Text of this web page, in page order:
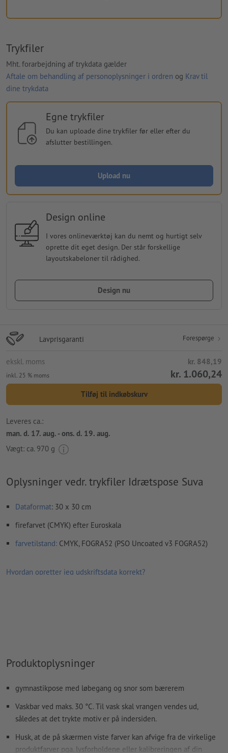
Trykfiler
Mht. forarbejdning af trykdata gælder
Aftale om behandling af personoplysninger i ordren og Krav til
dine trykdata
Egne trykfiler
Du kan uploade dine trykfiler før eller efter du
afslutter bestillingen.
Upload nu
Design online
I vores onlineværktøj kan du nemt og hurtigt selv
oprette dit eget design. Der står forskellige
layoutskabeloner til rådighed.
Design nu
Lavprisgaranti Forespørge
ekskl. moms kr. 848,19
inkl. 25 % moms kr. 1.060,24
Tilføj til indkøbskurv
Leveres ca.:
man. d. 17. aug. - ons. d. 19. aug.
Vægt: ca. 970 g
Oplysninger vedr. trykfiler Idrætspose Suva
Dataformat: 30 x 30 cm
firefarvet (CMYK) efter Euroskala
farvetilstand: CMYK, FOGRA52 (PSO Uncoated v3 FOGRA52)
Hvordan opretter jeg udskriftsdata korrekt?
Produktoplysninger
gymnastikpose med løbegang og snor som bærerem
Vaskbar ved maks. 30 °C. Til vask skal vrangen vendes ud,
således at det trykte motiv er på indersiden.
Husk, at de på skærmen viste farver kan afvige fra de virkelige
produktfarver pga. lysforholdene eller kalibreringen af din